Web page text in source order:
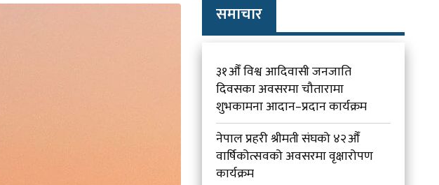
समाचार
३१औँ विश्व आदिवासी जनजाति
दिवसका अवसरमा चौतारामा
शुभकामना आदान–प्रदान कार्यक्रम
नेपाल प्रहरी श्रीमती संघको ४२औँ
वार्षिकोत्सवको अवसरमा वृक्षारोपण
कार्यक्रम